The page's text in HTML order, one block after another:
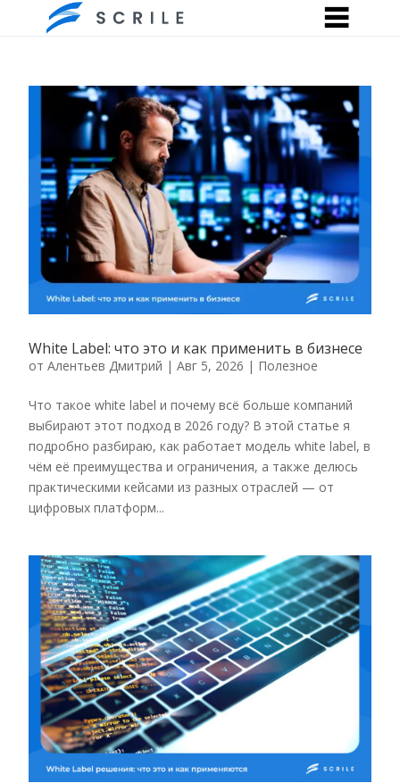
White Label: что это и как применить в бизнесе
от Алентьев Дмитрий | Авг 5, 2026 | Полезное
Что такое white label и почему всё больше компаний
выбирают этот подход в 2026 году? В этой статье я
подробно разбираю, как работает модель white label, в
чём её преимущества и ограничения, а также делюсь
практическими кейсами из разных отраслей — от
цифровых платформ...